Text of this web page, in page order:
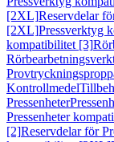
[2XL]Reservdelar
[2XL]Pressverktyg
kompatibilitet [3]
Kontrollmedel
Pressenheter
Pressenheter
[2]Reservdelar för